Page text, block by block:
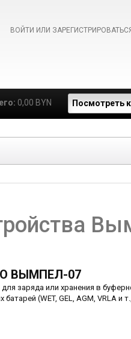
ВОЙТИ ИЛИ
0,00 BYN Посмотреть
ВЫМПЕЛ-07
заряда или хранения в
(WET, GEL, AGM, VRLA и